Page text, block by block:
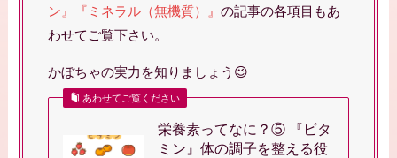
ン』『ミネラル（無機質）』 の記事の各項目もあ
わせてご覧下さい。
かぼちゃの実力を知りましょう😉
あわせてご覧ください
栄養素ってなに？⑤ 『ビタ
ミン』体の調子を整える役